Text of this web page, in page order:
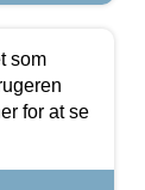
som
for at se